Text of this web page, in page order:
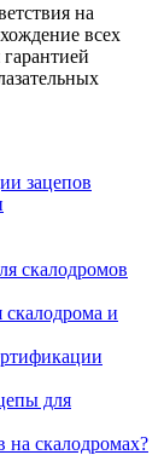
на
всех
зацепов
скалодромов
скалодрома и
для
на скалодромах?